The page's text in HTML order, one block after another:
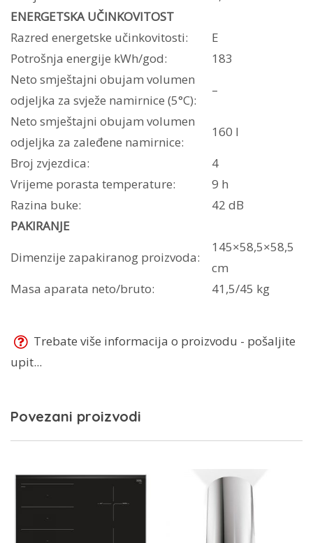
ENERGETSKA UČINKOVITOST
Razred energetske učinkovitosti:
E
Potrošnja energije kWh/god:
183
Neto smještajni obujam volumen
odjeljka za svježe namirnice (5°C):
–
Neto smještajni obujam volumen
odjeljka za zaleđene namirnice:
160 l
Broj zvjezdica:
4
Vrijeme porasta temperature:
9 h
Razina buke:
42 dB
PAKIRANJE
Dimenzije zapakiranog proizvoda:
145×58,5×58,5
cm
Masa aparata neto/bruto:
41,5/45 kg
Trebate više informacija o proizvodu - pošaljite
upit...
Povezani proizvodi